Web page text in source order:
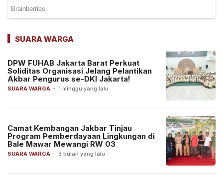
SUARA WARGA
SUARA WARGA - 1 minggu yang lalu
DPW FUHAB Jakarta Barat Perkuat
Soliditas Organisasi Jelang Pelantikan
Akbar Pengurus se-DKI Jakarta!
SUARA WARGA - 3 bulan yang lalu
Camat Kembangan Jakbar Tinjau
Program Pemberdayaan Lingkungan di
Bale Mawar Mewangi RW 03